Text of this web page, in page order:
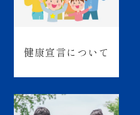
健康宣言について